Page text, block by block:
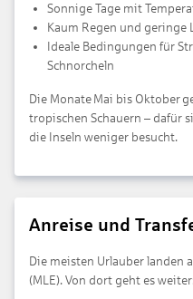
Sonnige Tage mit
Kaum Regen und
Ideale Bedingungen für
Schnorcheln
Die Monate Mai bis Oktober
tropischen Schauern – dafür
die Inseln weniger besucht.
Anreise und
Die meisten Urlauber landen
(MLE). Von dort geht es